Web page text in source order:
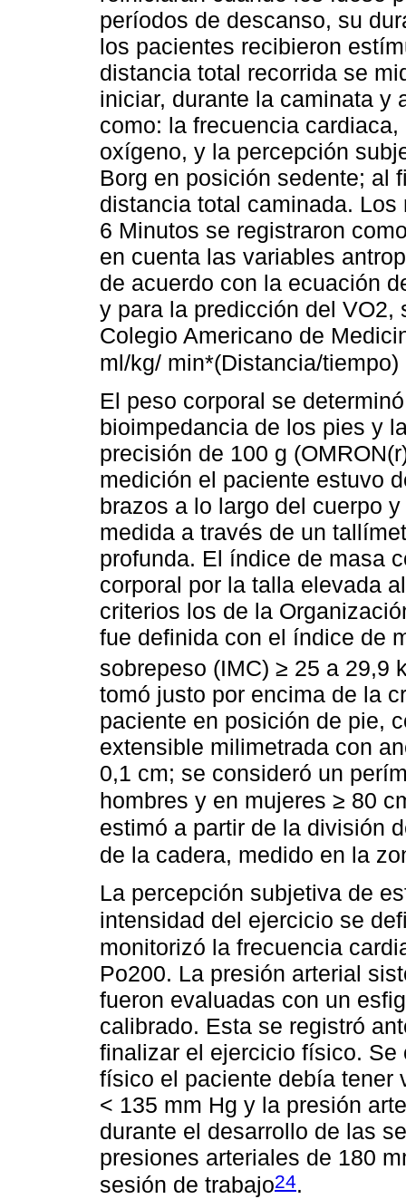
períodos de descanso, su
los pacientes recibieron
distancia total recorrida se
iniciar, durante la caminata y
como: la frecuencia
oxígeno, y la percepción
Borg en posición sedente; al
distancia total caminada.
6 Minutos se registraron
en cuenta las variables
de acuerdo con la ecuación
y para la predicción del VO2,
Colegio Americano de
ml/kg/ min*(Distancia/
El peso corporal se
bioimpedancia de los pies y
precisión de 100 g
medición el paciente estuvo
brazos a lo largo del cuerpo
medida a través de un
profunda. El índice de masa
corporal por la talla elevada
criterios los de la
fue definida con el índice de
sobrepeso (IMC) ≥ 25 a 29,9
tomó justo por encima de la
paciente en posición de pie,
extensible milimetrada con
0,1 cm; se consideró un
hombres y en mujeres ≥ 80
estimó a partir de la división
de la cadera, medido en la
La percepción subjetiva de
intensidad del ejercicio se
monitorizó la frecuencia
Po200. La presión arterial
fueron evaluadas con un
calibrado. Esta se registró
finalizar el ejercicio físico.
físico el paciente debía tener
< 135 mm Hg y la presión
durante el desarrollo de las
presiones arteriales de 180
sesión de trabajo24.